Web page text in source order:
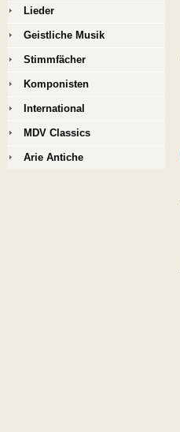
Lieder
Geistliche Musik
Stimmfächer
Komponisten
International
MDV Classics
Arie Antiche